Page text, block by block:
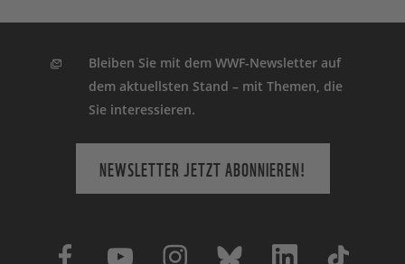
Bleiben Sie mit dem WWF-Newsletter auf
dem aktuellsten Stand – mit Themen, die
Sie interessieren.
NEWSLETTER JETZT ABONNIEREN!